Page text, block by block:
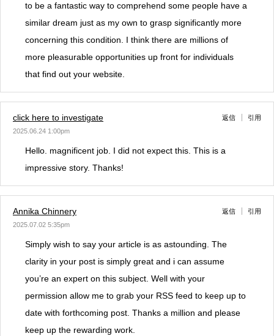
to be a fantastic way to comprehend some people have a
similar dream just as my own to grasp significantly more
concerning this condition. I think there are millions of
more pleasurable opportunities up front for individuals
that find out your website.
click here to investigate
2025.06.24 1:00pm
返信 引用
Hello. magnificent job. I did not expect this. This is a
impressive story. Thanks!
Annika Chinnery
2025.07.02 5:35pm
返信 引用
Simply wish to say your article is as astounding. The
clarity in your post is simply great and i can assume
you’re an expert on this subject. Well with your
permission allow me to grab your RSS feed to keep up to
date with forthcoming post. Thanks a million and please
keep up the rewarding work.